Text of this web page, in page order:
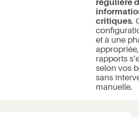
régulière
critiques.
et à une
rapports
selon vos
sans
manuelle.